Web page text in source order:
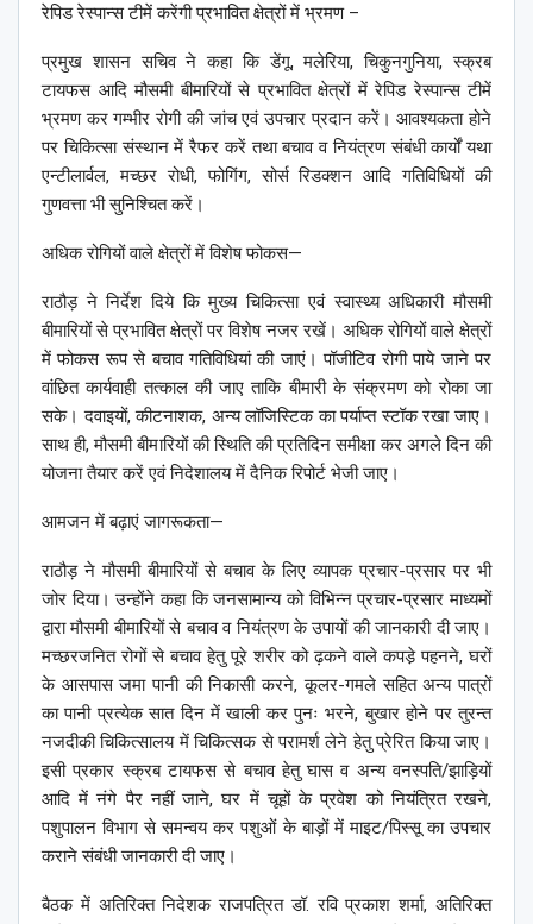
रेपिड रेस्पान्स टीमें करेंगी प्रभावित क्षेत्रों में भ्रमण –
प्रमुख शासन सचिव ने कहा कि डेंगू, मलेरिया, चिकुनगुनिया, स्क्रब
टायफस आदि मौसमी बीमारियों से प्रभावित क्षेत्रों में रेपिड रेस्पान्स टीमें
भ्रमण कर गम्भीर रोगी की जांच एवं उपचार प्रदान करें। आवश्यकता होने
पर चिकित्सा संस्थान में रैफर करें तथा बचाव व नियंत्रण संबंधी कार्यों यथा
एन्टीलार्वल, मच्छर रोधी, फोगिंग, सोर्स रिडक्शन आदि गतिविधियों की
गुणवत्ता भी सुनिश्चित करें।
अधिक रोगियों वाले क्षेत्रों में विशेष फोकस—
राठौड़ ने निर्देश दिये कि मुख्य चिकित्सा एवं स्वास्थ्य अधिकारी मौसमी
बीमारियों से प्रभावित क्षेत्रों पर विशेष नजर रखें। अधिक रोगियों वाले क्षेत्रों
में फोकस रूप से बचाव गतिविधियां की जाएं। पॉजीटिव रोगी पाये जाने पर
वांछित कार्यवाही तत्काल की जाए ताकि बीमारी के संक्रमण को रोका जा
सके। दवाइयों, कीटनाशक, अन्य लॉजिस्टिक का पर्याप्त स्टॉक रखा जाए।
साथ ही, मौसमी बीमारियों की स्थिति की प्रतिदिन समीक्षा कर अगले दिन की
योजना तैयार करें एवं निदेशालय में दैनिक रिपोर्ट भेजी जाए।
आमजन में बढ़ाएं जागरूकता—
राठौड़ ने मौसमी बीमारियों से बचाव के लिए व्यापक प्रचार-प्रसार पर भी
जोर दिया। उन्होंने कहा कि जनसामान्य को विभिन्न प्रचार-प्रसार माध्यमों
द्वारा मौसमी बीमारियों से बचाव व नियंत्रण के उपायों की जानकारी दी जाए।
मच्छरजनित रोगों से बचाव हेतु पूरे शरीर को ढ़कने वाले कपडे़ पहनने, घरों
के आसपास जमा पानी की निकासी करने, कूलर-गमले सहित अन्य पात्रों
का पानी प्रत्येक सात दिन में खाली कर पुनः भरने, बुखार होने पर तुरन्त
नजदीकी चिकित्सालय में चिकित्सक से परामर्श लेने हेतु प्रेरित किया जाए।
इसी प्रकार स्क्रब टायफस से बचाव हेतु घास व अन्य वनस्पति/झाड़ियों
आदि में नंगे पैर नहीं जाने, घर में चूहों के प्रवेश को नियंत्रित रखने,
पशुपालन विभाग से समन्वय कर पशुओं के बाड़ों में माइट/पिस्सू का उपचार
कराने संबंधी जानकारी दी जाए।
बैठक में अतिरिक्त निदेशक राजपत्रित डॉ. रवि प्रकाश शर्मा, अतिरिक्त